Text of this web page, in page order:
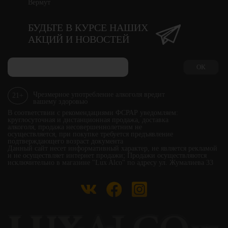
Вермут
БУДЬТЕ В КУРСЕ НАШИХ
АКЦИЙ И НОВОСТЕЙ
ОК